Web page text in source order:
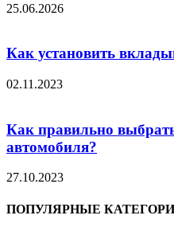
25.06.2026
Как установить
02.11.2023
Как правильно
автомобиля?
27.10.2023
ПОПУЛЯРНЫЕ